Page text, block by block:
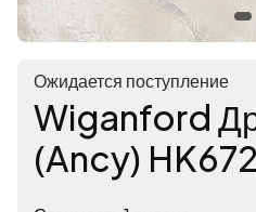
Ожидается поступление
Wiganford
(Ancy)